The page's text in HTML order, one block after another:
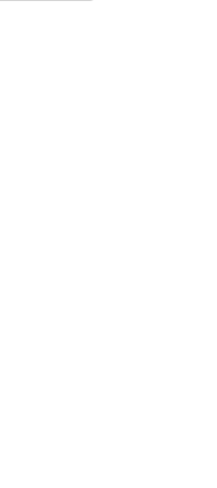
personali nuovi o